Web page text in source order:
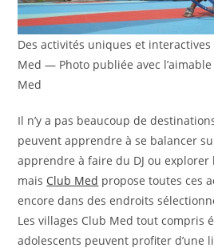
Des activités uniques et
Med — Photo publiée avec
Med
Il n’y a pas beaucoup de
peuvent apprendre à se balancer
apprendre à faire du DJ ou
mais Club Med propose toutes ces
encore dans des endroits
Les villages Club Med tout compris
adolescents peuvent profiter d’une